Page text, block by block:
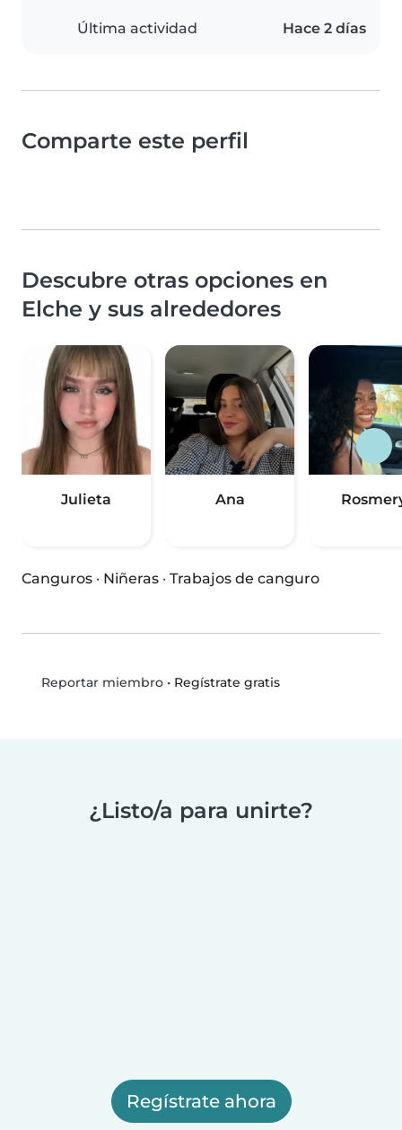
Última actividad Hace 2 días
Comparte este perfil
Descubre otras opciones en
Elche y sus alrededores
Julieta Ana
Canguros · Niñeras · Trabajos de canguro
Reportar miembro• Regístrate gratis
¿Listo/a para unirte?
Regístrate ahora